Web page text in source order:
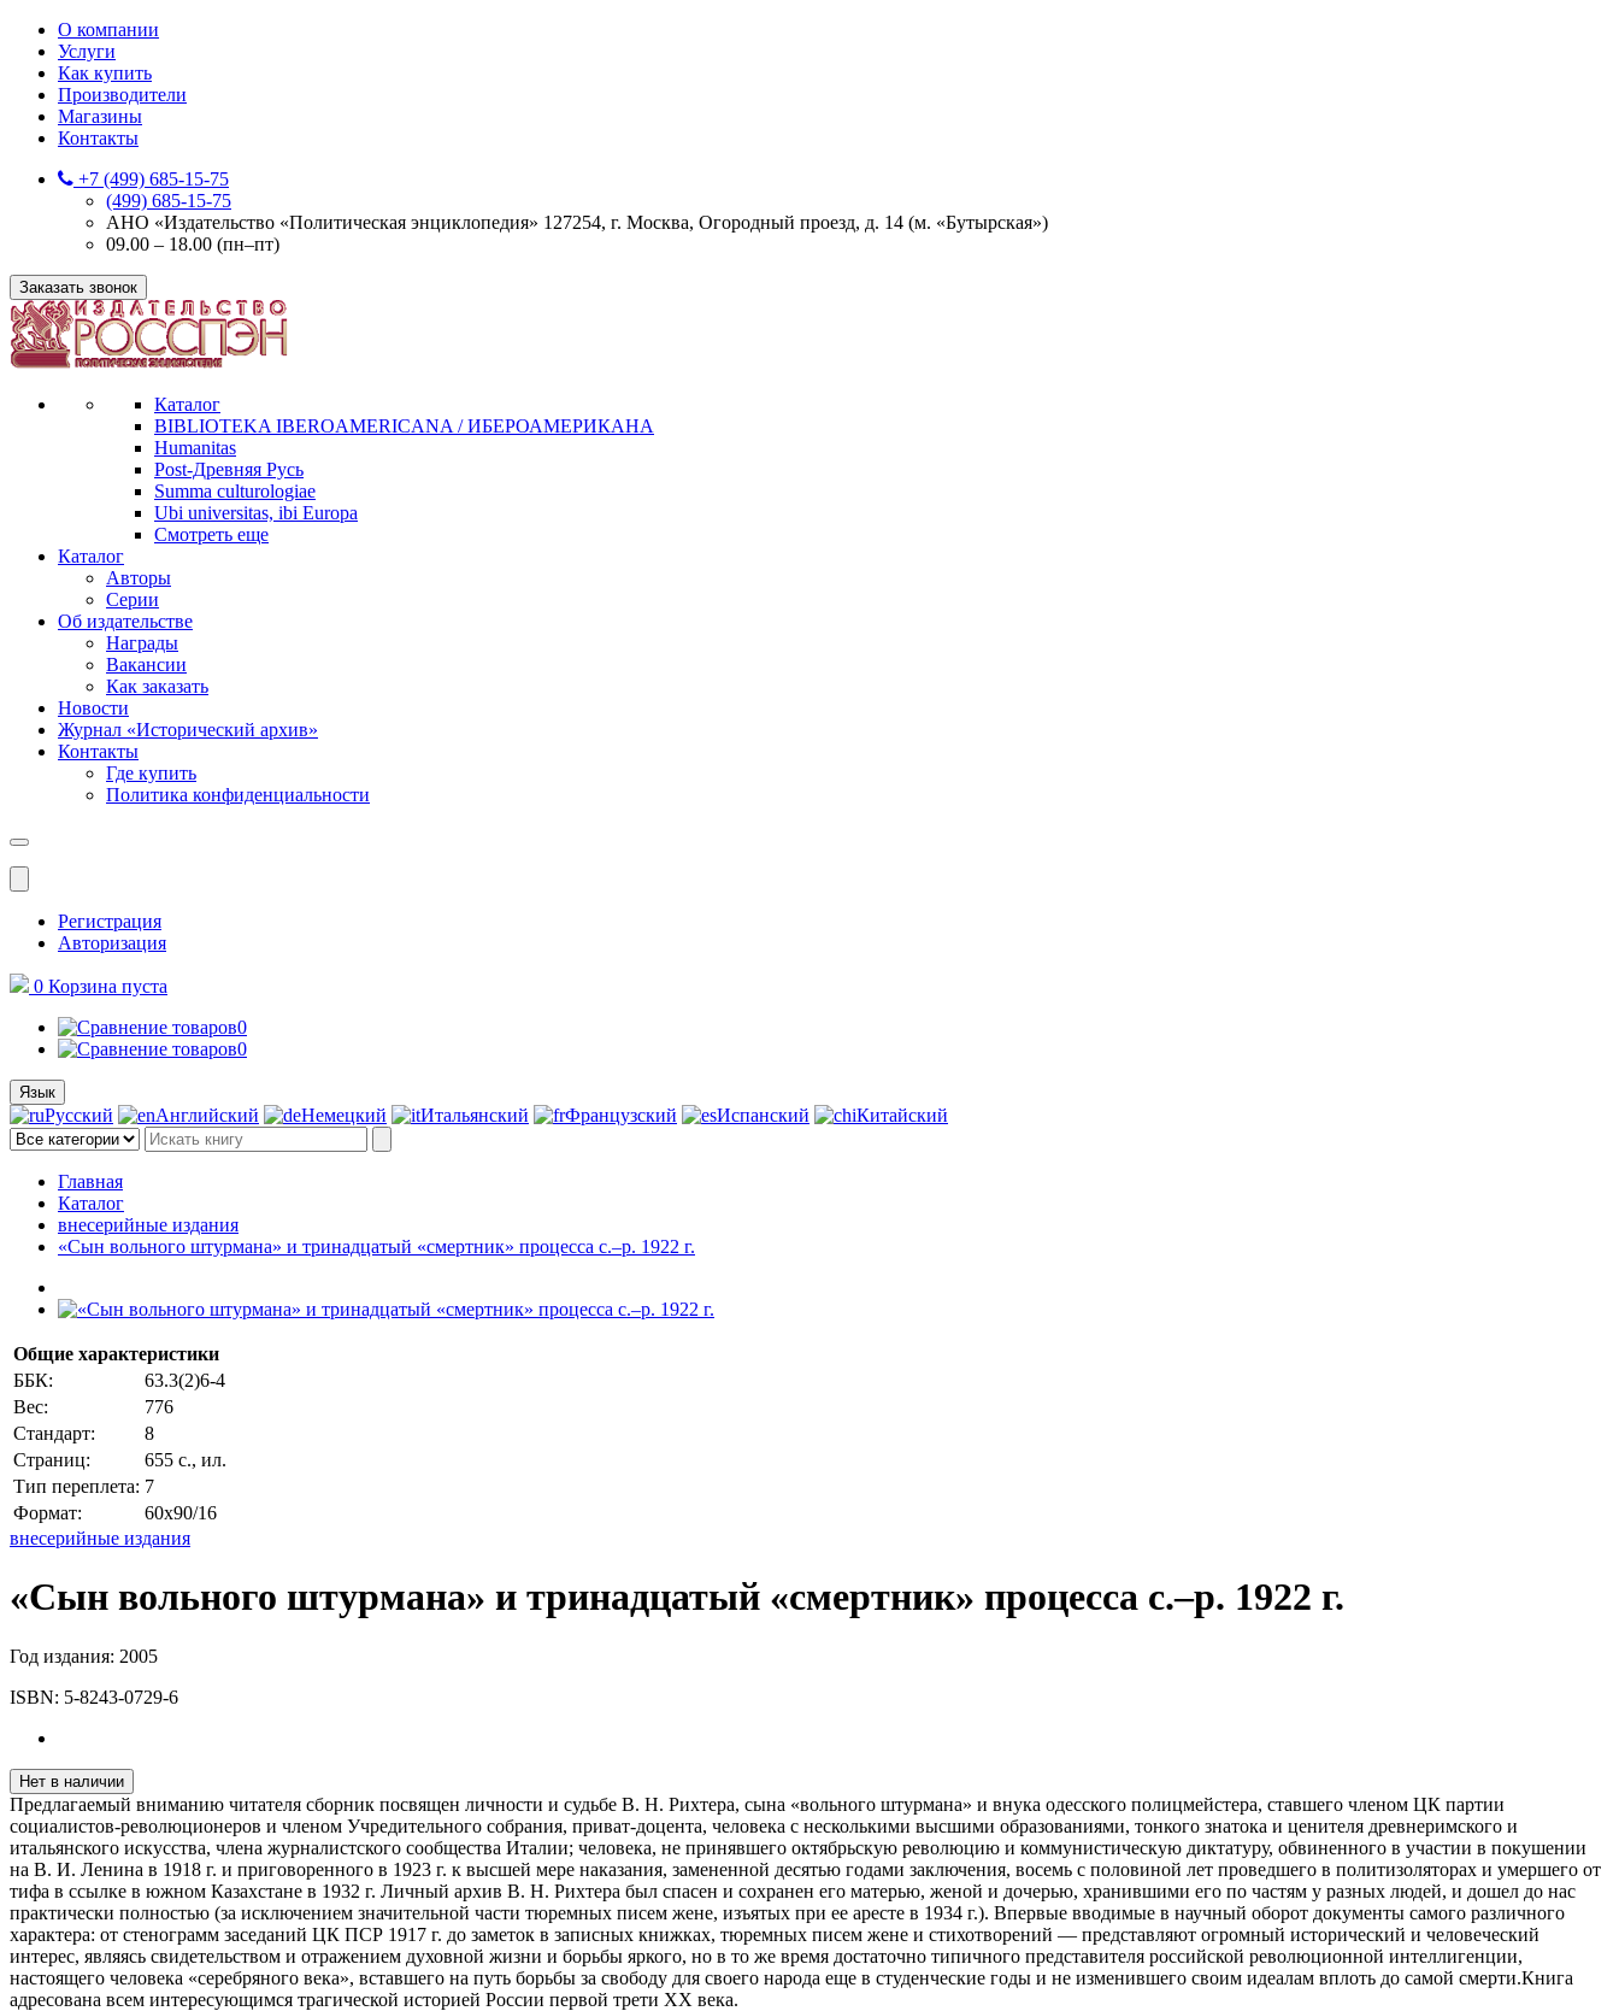
О компании
Услуги
Как купить
Производители
Магазины
Контакты
+7 (499) 685-15-75
(499) 685-15-75
АНО «Издательство «Политическая энциклопедия» 127254, г. Москва, Огородный проезд, д. 14 (м. «Бутырская»)
09.00 – 18.00 (пн–пт)
Заказать звонок
Каталог
BIBLIOTEKA IBEROAMERICANA / ИБЕРОАМЕРИКАНА
Humanitas
Post-Древняя Русь
Summa culturologiae
Ubi universitas, ibi Europa
Смотреть еще
Каталог
Авторы
Серии
Об издательстве
Награды
Вакансии
Как заказать
Новости
Журнал «Исторический архив»‎
Контакты
Где купить
Политика конфиденциальности
Меню
Регистрация
Авторизация
0 Корзина пуста
0
0
Язык
Русский Английский Немецкий Итальянский Французский Испанский Китайский
Главная
Каталог
внесерийные издания
«Сын вольного штурмана» и тринадцатый «смертник» процесса с.–р. 1922 г.
Общие характеристики
ББК:
63.3(2)6-4
Вес:
776
Стандарт:
8
Страниц:
655 с., ил.
Тип переплета: 7
Формат:
60x90/16
внесерийные издания
«Сын вольного штурмана» и тринадцатый «смертник» процесса с.–р. 1922 г.
Год издания: 2005
ISBN: 5-8243-0729-6
Нет в наличии
Предлагаемый вниманию читателя сборник посвящен личности и судьбе В. Н. Рихтера, сына «вольного штурмана» и внука одесского полицмейстера, ставшего членом ЦК партии
социалистов-революционеров и членом Учредительного собрания, приват-доцента, человека с несколькими высшими образованиями, тонкого знатока и ценителя древнеримского и
итальянского искусства, члена журналистского сообщества Италии; человека, не принявшего октябрьскую революцию и коммунистическую диктатуру, обвиненного в участии в покушении
на В. И. Ленина в 1918 г. и приговоренного в 1923 г. к высшей мере наказания, замененной десятью годами заключения, восемь с половиной лет проведшего в политизоляторах и умершего от
тифа в ссылке в южном Казахстане в 1932 г. Личный архив В. Н. Рихтера был спасен и сохранен его матерью, женой и дочерью, хранившими его по частям у разных людей, и дошел до нас
практически полностью (за исключением значительной части тюремных писем жене, изъятых при ее аресте в 1934 г.). Впервые вводимые в научный оборот документы самого различного
характера: от стенограмм заседаний ЦК ПСР 1917 г. до заметок в записных книжках, тюремных писем жене и стихотворений — представляют огромный исторический и человеческий
интерес, являясь свидетельством и отражением духовной жизни и борьбы яркого, но в то же время достаточно типичного представителя российской революционной интеллигенции,
настоящего человека «серебряного века», вставшего на путь борьбы за свободу для своего народа еще в студенческие годы и не изменившего своим идеалам вплоть до самой смерти.Книга
адресована всем интересующимся трагической историей России первой трети XX века.